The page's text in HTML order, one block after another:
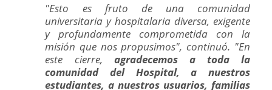
"Esto es fruto de una comunidad
universitaria y hospitalaria diversa, exigente
y profundamente comprometida con la
misión que nos propusimos", continuó. "En
este cierre, agradecemos a toda la
comunidad del Hospital, a nuestros
estudiantes, a nuestros usuarios, familias